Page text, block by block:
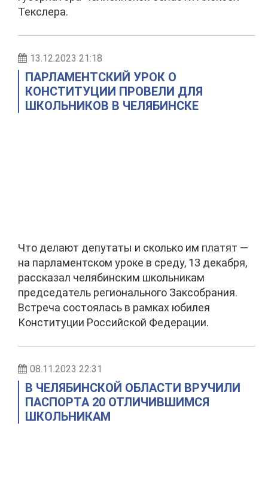
Текслера.
13.12.2023 21:18
ПАРЛАМЕНТСКИЙ УРОК О
КОНСТИТУЦИИ ПРОВЕЛИ ДЛЯ
ШКОЛЬНИКОВ В ЧЕЛЯБИНСКЕ
Что делают депутаты и сколько им платят —
на парламентском уроке в среду, 13 декабря,
рассказал челябинским школьникам
председатель регионального Заксобрания.
Встреча состоялась в рамках юбилея
Конституции Российской Федерации.
08.11.2023 22:31
В ЧЕЛЯБИНСКОЙ ОБЛАСТИ ВРУЧИЛИ
ПАСПОРТА 20 ОТЛИЧИВШИМСЯ
ШКОЛЬНИКАМ